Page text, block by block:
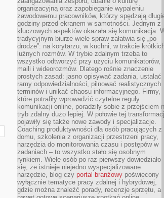
organizacyjną oraz zapobieganie wypaleniu
zawodowemu pracowników, którzy spędzają
godziny przed ekranem w samotności. Jednym z
kluczowych aspektów okazała się komunikacja.
tradycyjnym biurze wiele spraw załatwia się „po
drodze”: na korytarzu, w kuchni, w trakcie
luźnych rozmów. W trybie zdalnym trzeba to
wszystko odtworzyć przy użyciu komunikatorów,
maili i wideorozmów. Dlatego rośnie znaczenie
prostych zasad: jasno opisywać zadania, ustalać
ramy odpowiedzialności, pilnować realistycznych
terminów i unikać chaosu informacyjnego. Firmy,
które potrafiły wprowadzić czytelne reguły
komunikacji online, poradziły sobie z przejściem
tryb zdalny dużo lepiej. W połowie tej
pojawiły się także nowe zawody i specjalizacje.
Coaching produktywności dla osób pracujących z
domu, szkolenia z organizacji przestrzeni pracy,
narzędzia do monitorowania czasu i postępów w
zadaniach – to wszystko stało się osobnym
rynkiem. Wiele osób po raz pierwszy dowiedziało
się, że istnieje niejedno wyspecjalizowane
narzędzie, blog czy portal branżowy poświęcony
wyłącznie tematyce pracy zdalnej i hybrydowej,
gdzie można znaleźć porady, recenzje sprzętu, a